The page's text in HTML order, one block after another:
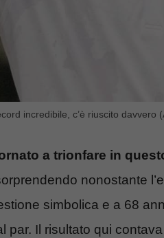
incredibile, c’è riuscito davvero
a trionfare in
nonostante
simbolica e a 68
par. Il risultato qui